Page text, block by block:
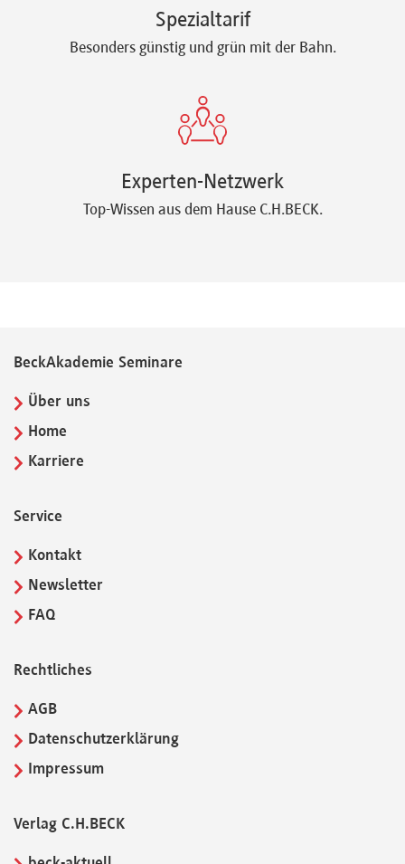
Spezialtarif
Besonders günstig und grün mit der Bahn.
Experten-Netzwerk
Top-Wissen aus dem Hause C.H.BECK.
BeckAkademie Seminare
Über uns
Home
Karriere
Service
Kontakt
Newsletter
FAQ
Rechtliches
AGB
Datenschutzerklärung
Impressum
Verlag C.H.BECK